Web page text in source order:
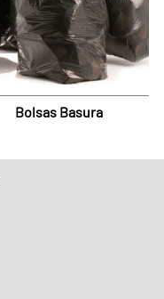
Bolsas Basura